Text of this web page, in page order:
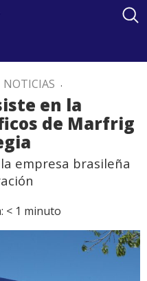
NOTICIAS .
en la
de Marfrig
empresa brasileña
< 1 minuto